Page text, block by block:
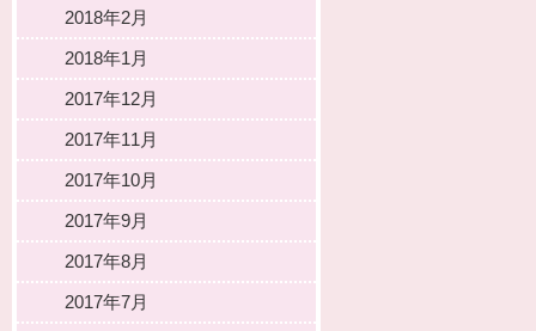
2018年2月
2018年1月
2017年12月
2017年11月
2017年10月
2017年9月
2017年8月
2017年7月